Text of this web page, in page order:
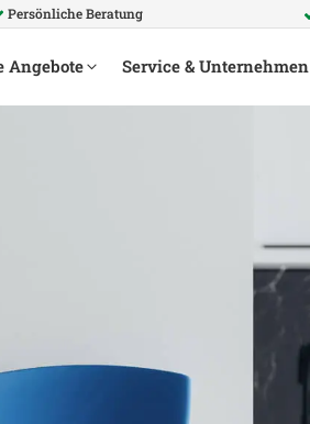
Persönliche Beratung
Angebote Service & Unternehmen